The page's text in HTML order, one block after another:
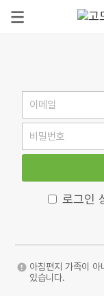
로그인
아침편지 가족이
있습니다.